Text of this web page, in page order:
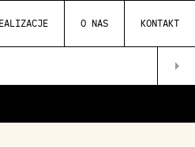
O NAS KONTAKT
arrow_right